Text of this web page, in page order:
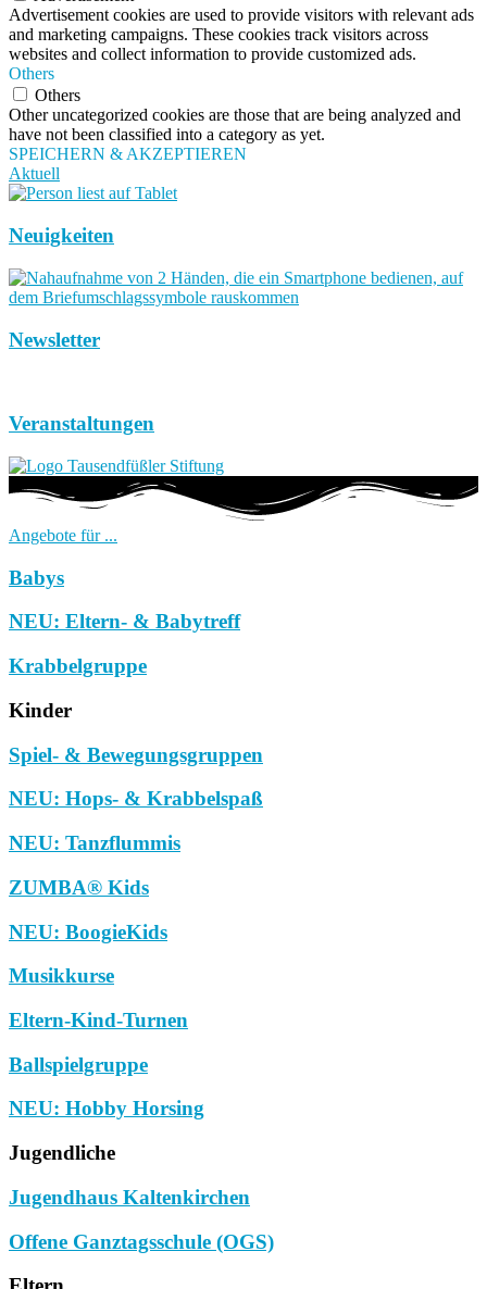
Advertisement cookies are used to provide visitors with relevant ads
and marketing campaigns. These cookies track visitors across
websites and collect information to provide customized ads.
Others
Others
Other uncategorized cookies are those that are being analyzed and
have not been classified into a category as yet.
SPEICHERN & AKZEPTIEREN
Aktuell
Neuigkeiten
Newsletter
Veranstaltungen
Angebote für ...
Babys
NEU: Eltern- & Babytreff
Krabbelgruppe
Kinder
Spiel- & Bewegungsgruppen
NEU: Hops- & Krabbelspaß
NEU: Tanzflummis
ZUMBA® Kids
NEU: BoogieKids
Musikkurse
Eltern-Kind-Turnen
Ballspielgruppe
NEU: Hobby Horsing
Jugendliche
Jugendhaus Kaltenkirchen
Offene Ganztagsschule (OGS)